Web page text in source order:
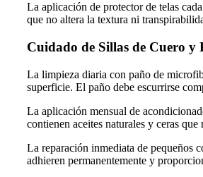
La aplicación de protector de telas
que no altera la textura ni
Cuidado de Sillas de Cuero y
La limpieza diaria con paño de
superficie. El paño debe escurrirse
La aplicación mensual de
contienen aceites naturales y ceras
La reparación inmediata de pequeños
adhieren permanentemente y